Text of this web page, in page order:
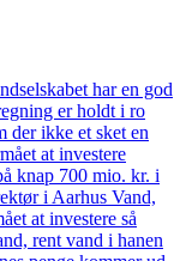
har en god
er holdt i ro
der ikke et sket en
at investere
knap 700 mio. kr. i
i Aarhus Vand,
at investere så
rent vand i hanen